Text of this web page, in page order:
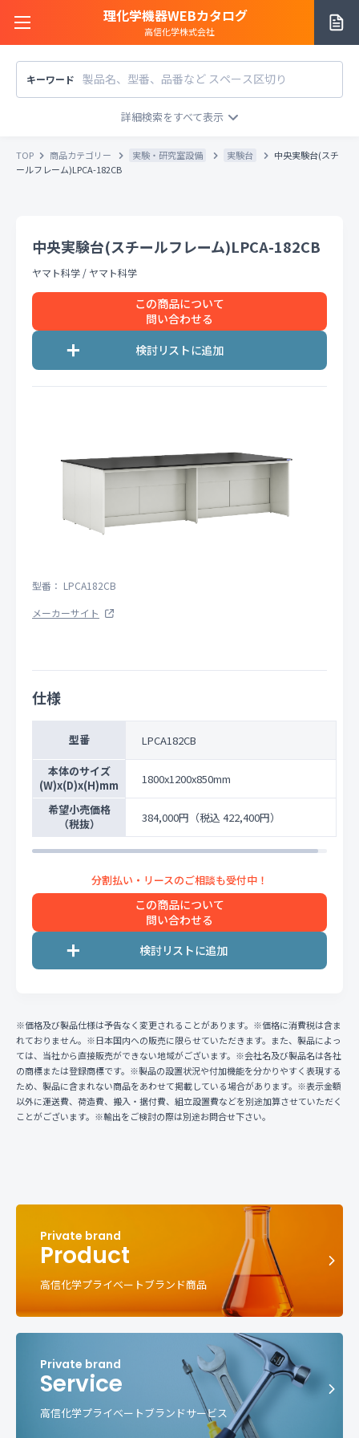
理化学機器WEBカタログ
高信化学株式会社
サイトご利用方法
お知らせ一覧
お問い合わせ
キーワード
メーカー/販売元
税込 税抜 価格「お問い合わせ」を除外
条件をクリア 検索
TOP 商品カテゴリー 実験・研究室設備 実験台
中央実験台(スチ
ールフレーム)LPCA-182CB
中央実験台(スチールフレーム)LPCA-182CB
ヤマト科学 / ヤマト科学
この商品について
問い合わせる
型番： LPCA182CB
メーカーサイト
仕様
型番
LPCA182CB
本体のサイズ
(W)x(D)x(H)mm
1800x1200x850mm
希望小売価格
（税抜）
384,000円 （税込 422,400円）
この商品について
問い合わせる
※価格及び製品仕様は予告なく変更されることがあります。※価格に消費税は含ま
れておりません。※日本国内への販売に限らせていただきます。また、製品によっ
ては、当社から直接販売ができない地域がございます。※会社名及び製品名は各社
の商標または登録商標です。※製品の設置状況や付加機能を分かりやすく表現する
ため、製品に含まれない商品をあわせて掲載している場合があります。※表示金額
以外に運送費、荷造費、搬入・据付費、組立設置費などを別途加算させていただく
ことがございます。※輸出をご検討の際は別途お問合せ下さい。
Product
高信化学プライベートブランド商品
Service
高信化学プライベートブランドサービス